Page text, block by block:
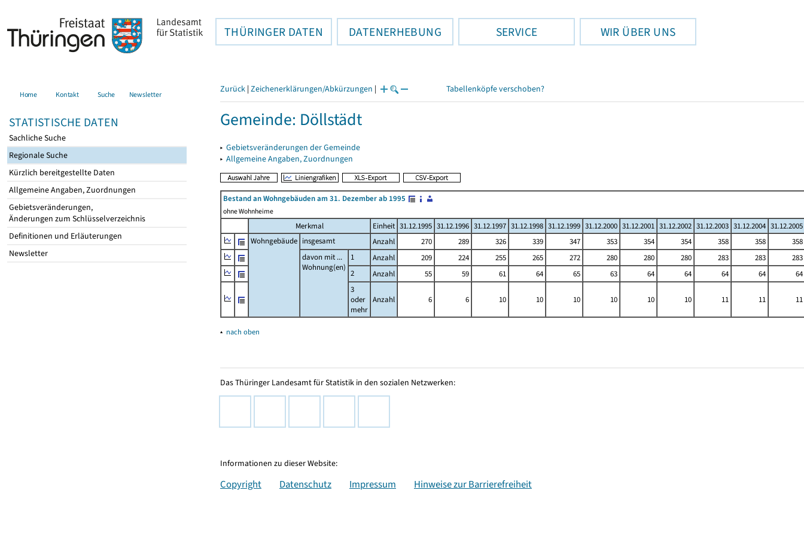
THÜRINGER DATEN DATENERHEBUNG SERVICE WIR ÜBER UNS
Home Kontakt Suche Newsletter
STATISTISCHE DATEN
Sachliche Suche
Regionale Suche
Kürzlich bereitgestellte Daten
Allgemeine Angaben, Zuordnungen
Gebietsveränderungen,
Änderungen zum Schlüsselverzeichnis
Definitionen und Erläuterungen
Newsletter
Zurück | Zeichenerklärungen/Abkürzungen | Tabellenköpfe verschoben?
Gemeinde: Döllstädt
▸ Gebietsveränderungen der Gemeinde
▸ Allgemeine Angaben, Zuordnungen
Bestand an Wohngebäuden am 31. Dezember ab 1995
ohne Wohnheime
Merkmal Einheit 31.12.1995 31.12.1996 31.12.1997 31.12.1998 31.12.1999 31.12.2000 31.12.2001 31.12.2002 31.12.2003 31.12.2004 31.12.2005
Wohngebäude insgesamt Anzahl 270 289 326 339 347 353 354 354 358 358
358
davon mit ...
Wohnung(en)
1 Anzahl 209 224 255 265 272 280 280 280 283 283
283
2
Anzahl 55 59 61 64 65 63 64 64 64 64
64
3
oder
mehr
Anzahl 6 6 10 10 10 10 10 10 11 11 11
▴ nach oben
Das Thüringer Landesamt für Statistik in den sozialen Netzwerken:
Informationen zu dieser Website:
Copyright Datenschutz Impressum Hinweise zur Barrierefreiheit